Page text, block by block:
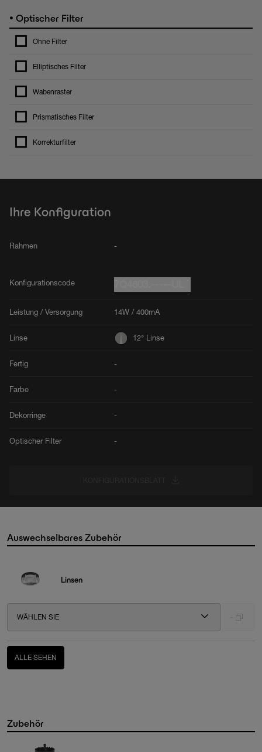
• Optischer Filter
Ohne Filter
Elliptisches Filter
Wabenraster
Prismatisches Filter
Korrekturfilter
Ihre Konfiguration
Rahmen -
Konfigurationscode
Leistung / Versorgung 14W / 400mA
Linse 12° Linse
Fertig -
Farbe -
Dekorringe -
Optischer Filter -
Auswechselbares Zubehör
Linsen
WÄHLEN SIE
ALLE SEHEN
Zubehör